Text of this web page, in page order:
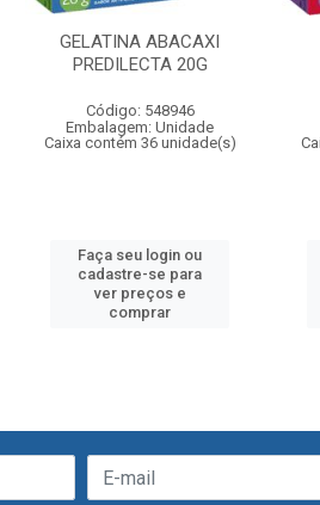
GELATINA ABACAXI
PREDILECTA 20G
Código: 548946
Embalagem: Unidade
Caixa contém 36 unidade(s)
Faça seu login ou
cadastre-se para
ver preços e
comprar